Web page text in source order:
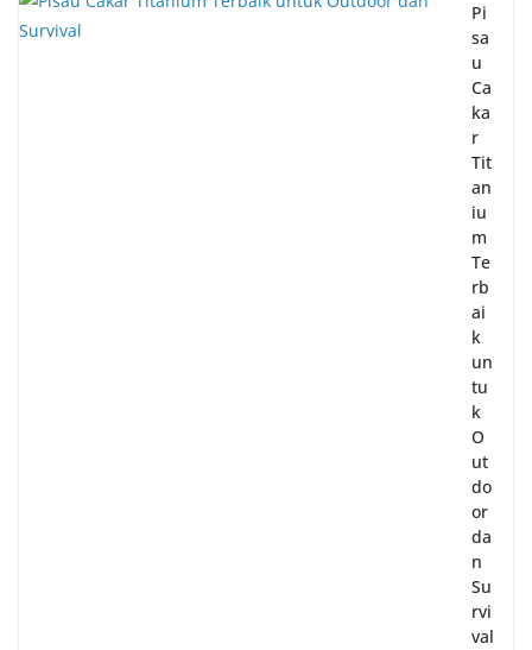
Pi
sa
u
Ca
ka
r
Tit
an
iu
m
Te
rb
ai
k
un
tu
k
O
ut
do
or
da
n
Su
rvi
val